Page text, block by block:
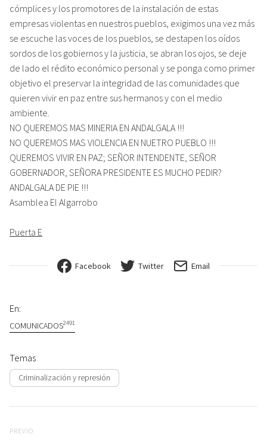
cómplices y los promotores de la instalación de estas
empresas violentas en nuestros pueblos, exigimos una vez más
se escuche las voces de los pueblos, se destapen los oídos
sordos de los gobiernos y la justicia, se abran los ojos, se deje
de lado el rédito económico personal y se ponga como primer
objetivo el preservar la integridad de las comunidades que
quieren vivir en paz entre sus hermanos y con el medio
ambiente.
NO QUEREMOS MAS MINERIA EN ANDALGALA !!!
NO QUEREMOS MAS VIOLENCIA EN NUETRO PUEBLO !!!
QUEREMOS VIVIR EN PAZ; SEÑOR INTENDENTE, SEÑOR
GOBERNADOR, SEÑORA PRESIDENTE ES MUCHO PEDIR?
ANDALGALA DE PIE !!!
Asamblea El Algarrobo
Puerta E
Facebook Twitter Email
En:
COMUNICADOS2491
Temas
Criminalización y represión
Previo
PREVIO